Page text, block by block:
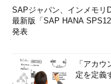
SAPジャパン、インメモリ
最新版「SAP HANA
発表
「アカ
定を定義